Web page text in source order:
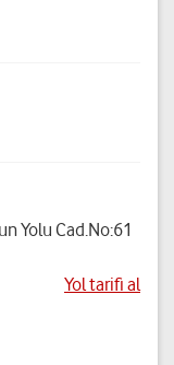
Yolu Cad.No:61
Yol tarifi al